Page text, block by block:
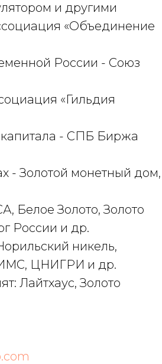
и другими
«Объединение
России - Союз
«Гильдия
- СПБ Биржа
- Золотой монетный дом,
Белое Золото, Золото
России и др.
никель,
ЦНИГРИ и др.
Лайтхаус, Золото